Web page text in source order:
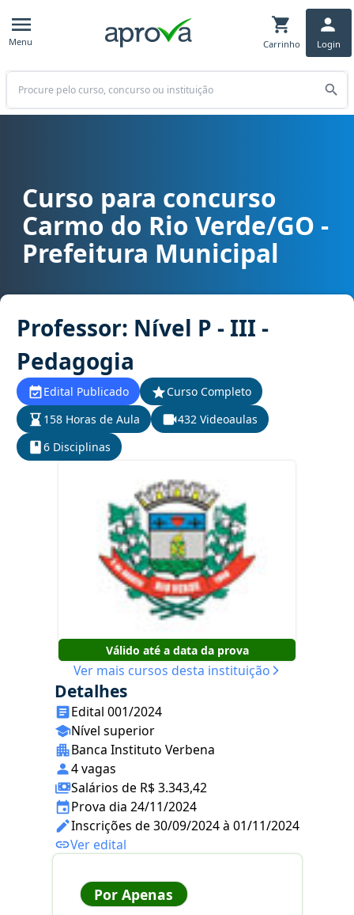
Menu Carrinho Login
Buscar
Curso para concurso Carmo do Rio Verde/GO - Prefeitura
Curso para concurso
Carmo do Rio Verde/GO -
Prefeitura Municipal
Professor: Nível P - III -
Pedagogia
Edital Publicado
Curso Completo
158 Horas de Aula
432 Videoaulas
6 Disciplinas
Válido até a data da prova
Ver mais cursos desta instituição
Detalhes
Edital 001/2024
Nível superior
Banca Instituto Verbena
4 vagas
Salários de R$ 3.343,42
Prova dia 24/11/2024
Inscrições de 30/09/2024 à 01/11/2024
Ver edital
Por Apenas